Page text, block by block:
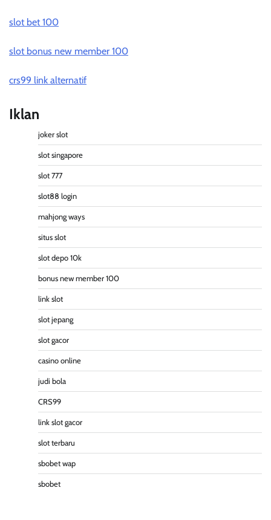
slot bet 100
slot bonus new member 100
crs99 link alternatif
Iklan
joker slot
slot singapore
slot 777
slot88 login
mahjong ways
situs slot
slot depo 10k
bonus new member 100
link slot
slot jepang
slot gacor
casino online
judi bola
CRS99
link slot gacor
slot terbaru
sbobet wap
sbobet